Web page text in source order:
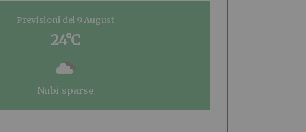
Previsioni del 9 August
24°C
nubi sparse